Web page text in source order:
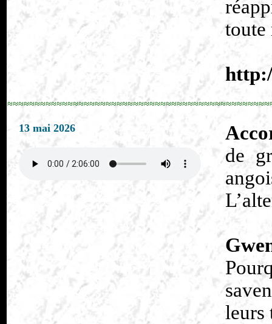
toute
13 mai 2026
de
leurs